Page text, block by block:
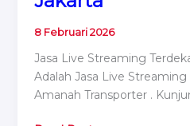
8 Februari 2026
Jasa Live Streaming
Adalah Jasa Live
Amanah Transporter .